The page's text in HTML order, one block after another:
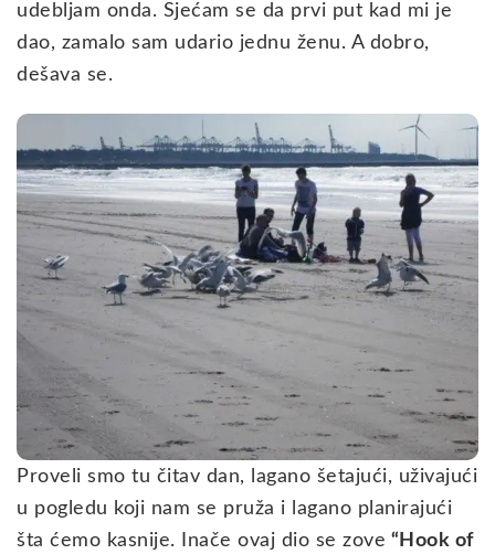
udebljam onda. Sjećam se da prvi put kad mi je
dao, zamalo sam udario jednu ženu. A dobro,
dešava se.
Proveli smo tu čitav dan, lagano šetajući, uživajući
u pogledu koji nam se pruža i lagano planirajući
šta ćemo kasnije. Inače ovaj dio se zove “Hook of